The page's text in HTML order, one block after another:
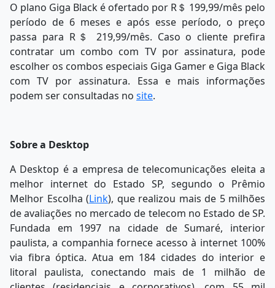
O plano Giga Black é ofertado por R＄ 199,99/mês pelo
período de 6 meses e após esse período, o preço
passa para R＄ 219,99/mês. Caso o cliente prefira
contratar um combo com TV por assinatura, pode
escolher os combos especiais Giga Gamer e Giga Black
com TV por assinatura. Essa e mais informações
podem ser consultadas no site.
Sobre a Desktop
A Desktop é a empresa de telecomunicações eleita a
melhor internet do Estado SP, segundo o Prêmio
Melhor Escolha (Link), que realizou mais de 5 milhões
de avaliações no mercado de telecom no Estado de SP.
Fundada em 1997 na cidade de Sumaré, interior
paulista, a companhia fornece acesso à internet 100%
via fibra óptica. Atua em 184 cidades do interior e
litoral paulista, conectando mais de 1 milhão de